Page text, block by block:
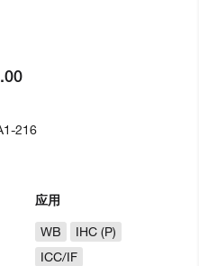
应用
WB
IHC (P)
ICC/IF
216